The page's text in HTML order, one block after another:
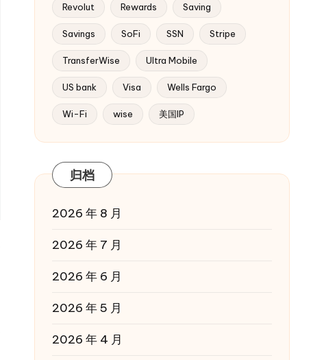
Revolut Rewards Saving
Savings SoFi SSN Stripe
TransferWise Ultra Mobile
US bank Visa Wells Fargo
Wi-Fi wise 美国IP
归档
2026 年 8 月
2026 年 7 月
2026 年 6 月
2026 年 5 月
2026 年 4 月